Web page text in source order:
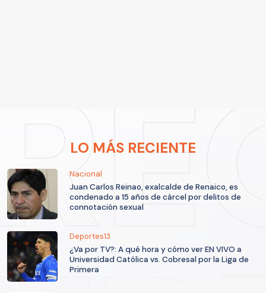
LO MÁS RECIENTE
Nacional
Juan Carlos Reinao, exalcalde de Renaico, es
condenado a 15 años de cárcel por delitos de
connotación sexual
Deportes13
¿Va por TV?: A qué hora y cómo ver EN VIVO a
Universidad Católica vs. Cobresal por la Liga de
Primera